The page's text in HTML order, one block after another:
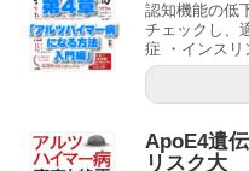
認知機能の低
チェックし、
症 ・インスリ
ApoE4遺
リスク大